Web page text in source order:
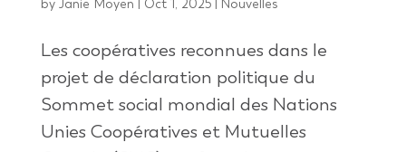
by Janie Moyen | Oct 1, 2025| Nouvelles
Les coopératives reconnues dans le
projet de déclaration politique du
Sommet social mondial des Nations
Unies Coopératives et Mutuelles